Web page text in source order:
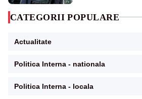
CATEGORII POPULARE
Actualitate
Politica Interna - nationala
Politica Interna - locala